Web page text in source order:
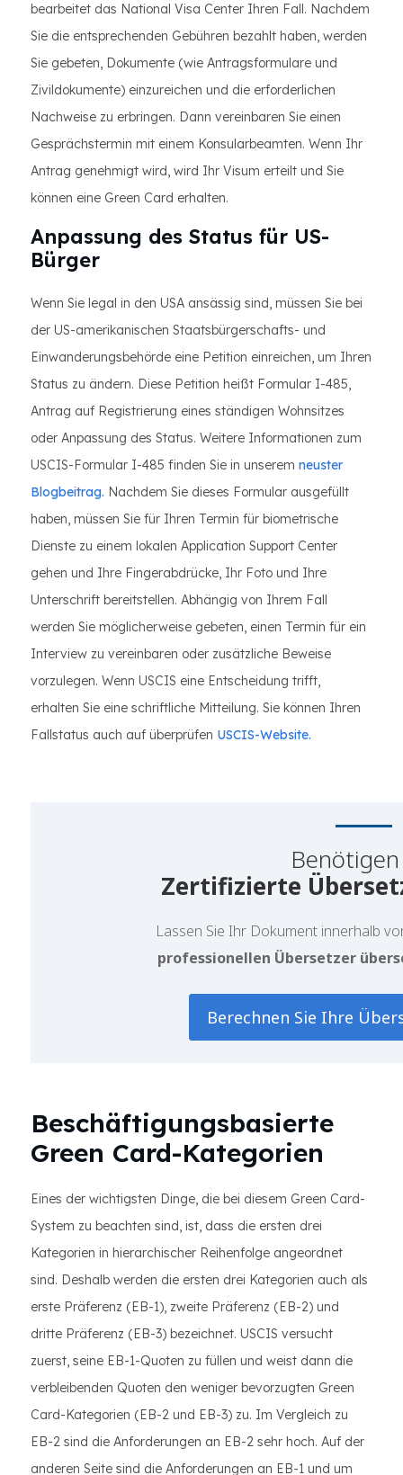
bearbeitet das National Visa Center Ihren Fall. Nachdem
Sie die entsprechenden Gebühren bezahlt haben, werden
Sie gebeten, Dokumente (wie Antragsformulare und
Zivildokumente) einzureichen und die erforderlichen
Nachweise zu erbringen. Dann vereinbaren Sie einen
Gesprächstermin mit einem Konsularbeamten. Wenn Ihr
Antrag genehmigt wird, wird Ihr Visum erteilt und Sie
können eine Green Card erhalten.
Anpassung des Status für US-
Bürger
Wenn Sie legal in den USA ansässig sind, müssen Sie bei
der US-amerikanischen Staatsbürgerschafts- und
Einwanderungsbehörde eine Petition einreichen, um Ihren
Status zu ändern. Diese Petition heißt Formular I-485,
Antrag auf Registrierung eines ständigen Wohnsitzes
oder Anpassung des Status. Weitere Informationen zum
USCIS-Formular I-485 finden Sie in unserem neuster
Blogbeitrag. Nachdem Sie dieses Formular ausgefüllt
haben, müssen Sie für Ihren Termin für biometrische
Dienste zu einem lokalen Application Support Center
gehen und Ihre Fingerabdrücke, Ihr Foto und Ihre
Unterschrift bereitstellen. Abhängig von Ihrem Fall
werden Sie möglicherweise gebeten, einen Termin für ein
Interview zu vereinbaren oder zusätzliche Beweise
vorzulegen. Wenn USCIS eine Entscheidung trifft,
erhalten Sie eine schriftliche Mitteilung. Sie können Ihren
Fallstatus auch auf überprüfen USCIS-Website.
Zertifizierte
Lassen Sie Ihr Dokument innerhalb
professionellen Übersetzer
Berechnen Sie Ihre
Beschäftigungsbasierte
Green Card-Kategorien
Eines der wichtigsten Dinge, die bei diesem Green Card-
System zu beachten sind, ist, dass die ersten drei
Kategorien in hierarchischer Reihenfolge angeordnet
sind. Deshalb werden die ersten drei Kategorien auch als
erste Präferenz (EB-1), zweite Präferenz (EB-2) und
dritte Präferenz (EB-3) bezeichnet. USCIS versucht
zuerst, seine EB-1-Quoten zu füllen und weist dann die
verbleibenden Quoten den weniger bevorzugten Green
Card-Kategorien (EB-2 und EB-3) zu. Im Vergleich zu
EB-2 sind die Anforderungen an EB-2 sehr hoch. Auf der
anderen Seite sind die Anforderungen an EB-1 und um